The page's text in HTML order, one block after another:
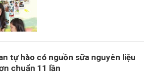
tự hào có nguồn sữa nguyên liệu
chuẩn 11 lần